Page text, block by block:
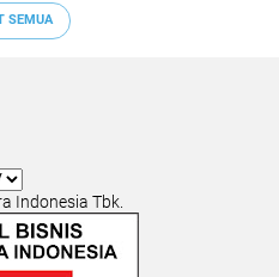
SEMUA
Indonesia Tbk.